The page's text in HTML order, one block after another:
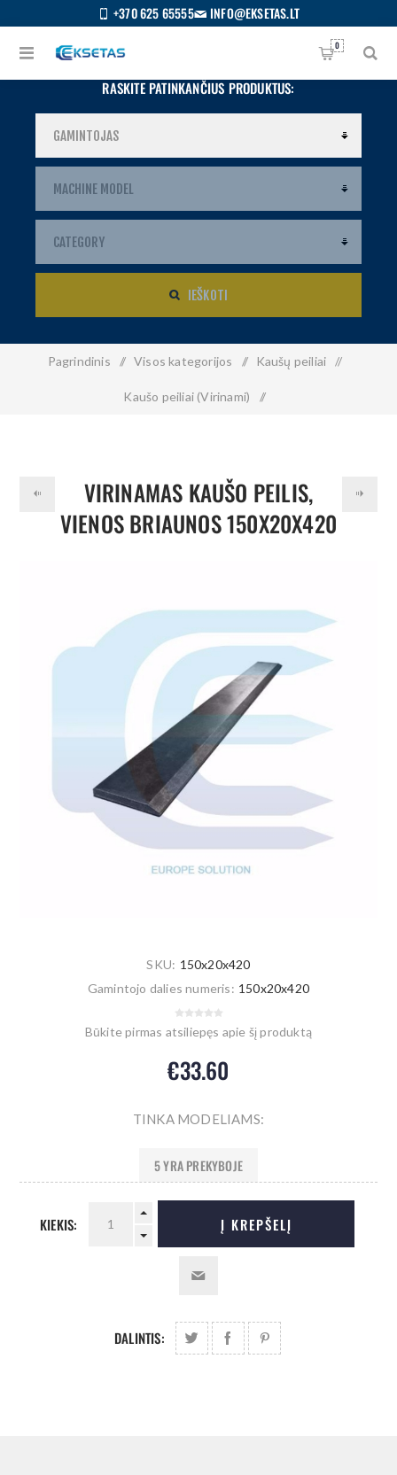
+370 625 65555 INFO@EKSETAS.LT
0
RASKITE PATINKANČIUS PRODUKTUS:
IEŠKOTI
Pagrindinis / Visos kategorijos / Kaušų peiliai /
Kaušo peiliai (Virinami) /
VIRINAMAS KAUŠO PEILIS,
VIENOS BRIAUNOS 150X20X420
SKU: 150x20x420
Gamintojo dalies numeris: 150x20x420
Būkite pirmas atsiliepęs apie šį produktą
€33.60
TINKA MODELIAMS:
5 YRA PREKYBOJE
KIEKIS: Į KREPŠELĮ
DALINTIS: